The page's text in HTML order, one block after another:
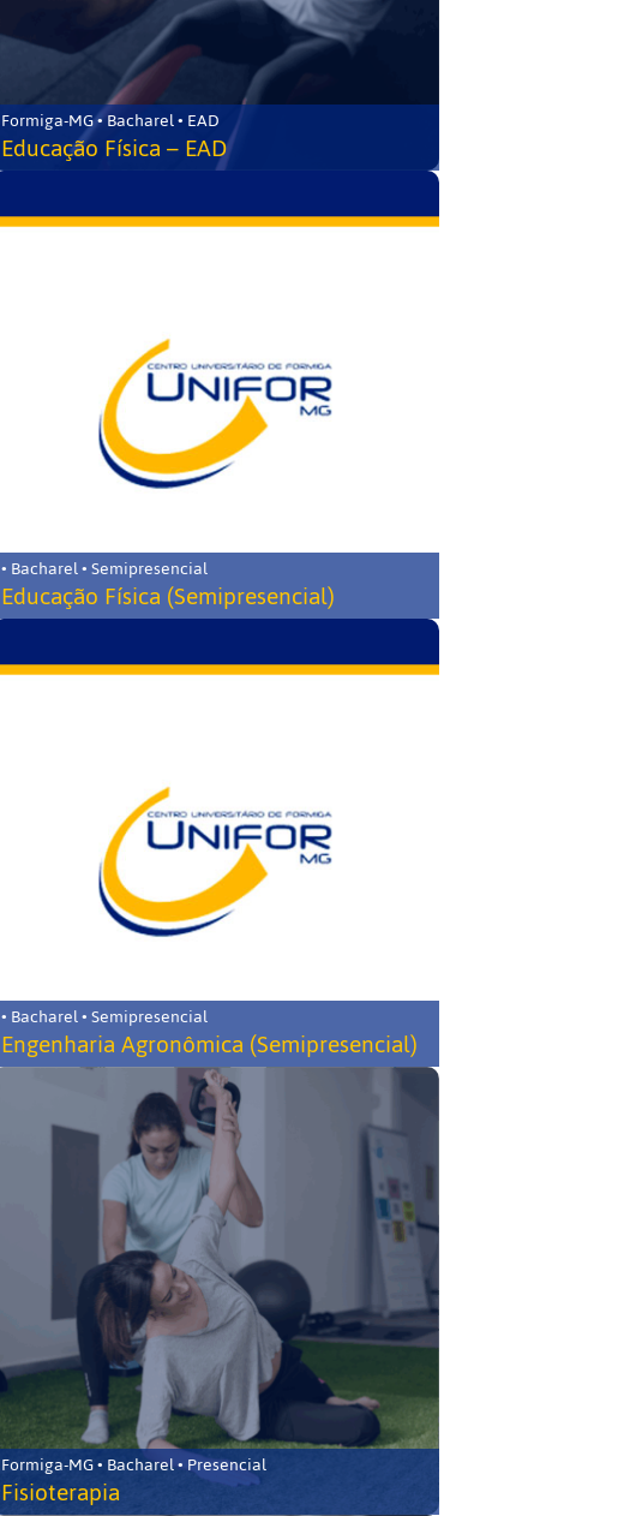
Formiga-MG • Bacharel • EAD
Educação Física – EAD
• Bacharel • Semipresencial
Educação Física (Semipresencial)
• Bacharel • Semipresencial
Engenharia Agronômica (Semipresencial)
Formiga-MG • Bacharel • Presencial
Fisioterapia